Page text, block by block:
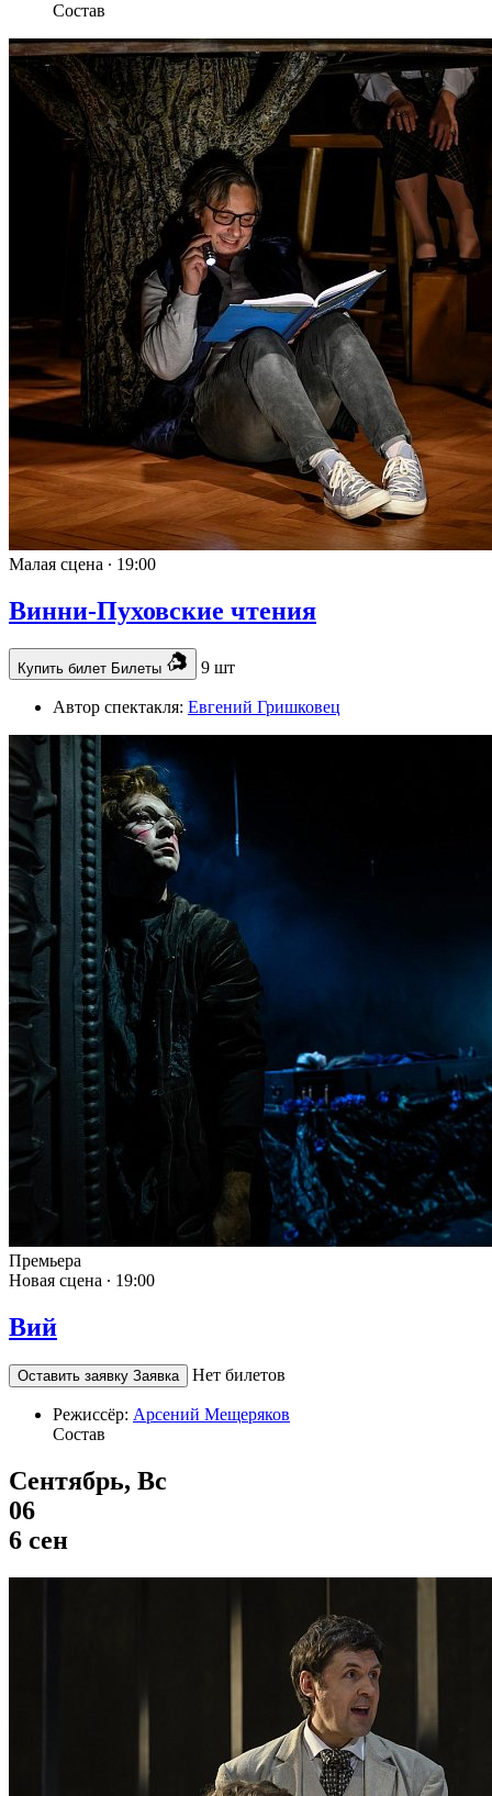
Состав
Малая сцена ∙ 19:00
Винни-Пуховские чтения
Купить билет Билеты 9 шт
Автор спектакля: Евгений Гришковец
Премьера
Новая сцена ∙ 19:00
Вий
Оставить заявку Заявка Нет билетов
Режиссёр: Арсений Мещеряков
Состав
Сентябрь, Вс
06
6 сен